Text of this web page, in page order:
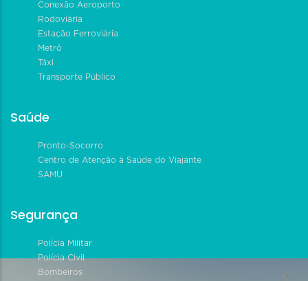
Conexão Aeroporto
Rodoviária
Estação Ferroviária
Metrô
Táxi
Transporte Público
Saúde
Pronto-Socorro
Centro de Atenção à Saúde do Viajante
SAMU
Segurança
Polícia Militar
Polícia Civil
Bombeiros